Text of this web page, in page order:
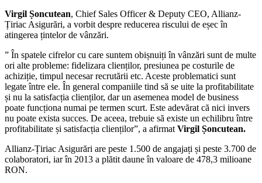
Virgil Șoncutean, Chief Sales Officer & Deputy CEO, Allianz-
Țiriac Asigurări, a vorbit despre reducerea riscului de eșec în
atingerea țintelor de vânzări.
” În spatele cifrelor cu care suntem obișnuiți în vânzări sunt de multe
ori alte probleme: fidelizara clienților, presiunea pe costurile de
achiziție, timpul necesar recrutării etc. Aceste problematici sunt
legate între ele. În general companiile tind să se uite la profitabilitate
și nu la satisfacția clienților, dar un asemenea model de business
poate funcționa numai pe termen scurt. Este adevărat că nici invers
nu poate exista succes. De aceea, trebuie să existe un echilibru între
profitabilitate și satisfacția clienților”, a afirmat Virgil Șoncutean.
Allianz-Țiriac Asigurări are peste 1.500 de angajați și peste 3.700 de
colaboratori, iar în 2013 a plătit daune în valoare de 478,3 milioane
RON.